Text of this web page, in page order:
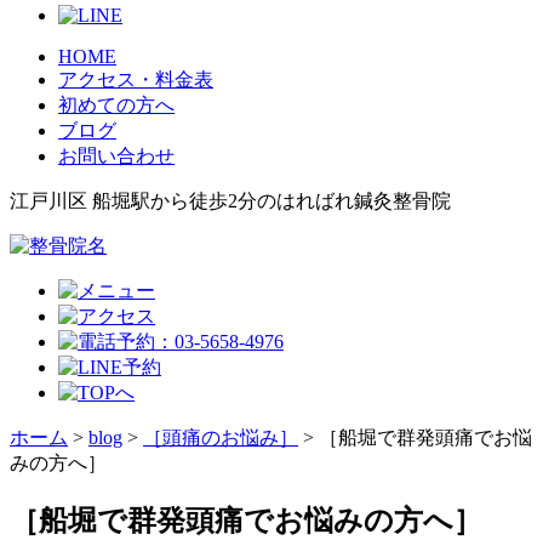
HOME
アクセス・料金表
初めての方へ
ブログ
お問い合わせ
江戸川区 船堀駅から徒歩2分のはればれ鍼灸整骨院
ホーム > blog > ［頭痛のお悩み］ >
［船堀で群発頭痛でお悩
みの方へ］
［船堀で群発頭痛でお悩みの方へ］